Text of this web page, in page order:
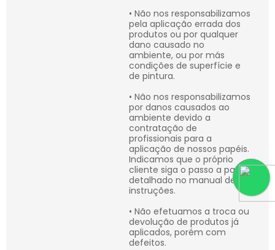
• Não nos responsabilizamos
pela aplicação errada dos
produtos ou por qualquer
dano causado no
ambiente, ou por más
condições de superfície e
de pintura.
• Não nos responsabilizamos
por danos causados ao
ambiente devido a
contratação de
profissionais para a
aplicação de nossos papéis.
Indicamos que o próprio
cliente siga o passo a passo
detalhado no manual de
instruções.
• Não efetuamos a troca ou
devolução de produtos já
aplicados, porém com
defeitos.